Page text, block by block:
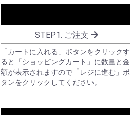
STEP1. ご注文
「カートに入れる」ボタンをクリックす
ると「ショッピングカート」に数量と金
額が表示されますので「レジに進む」ボ
タンをクリックしてください。